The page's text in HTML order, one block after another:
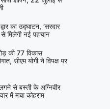
का उद्घाटन, ‘सरदार
मिलेगी नई पहचान
की 77 विकास
सीएम योगी ने विपक्ष पर
से बस्ती के अग्निवीर
में मचा कोहराम